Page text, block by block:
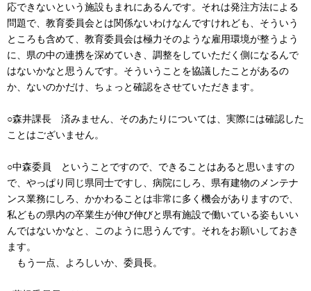
応できないという施設もまれにあるんです。それは発注方法による
問題で、教育委員会とは関係ないわけなんですけれども、そういう
ところも含めて、教育委員会は極力そのような雇用環境が整うよう
に、県の中の連携を深めていき、調整をしていただく側になるんで
はないかなと思うんです。そういうことを協議したことがあるの
か、ないのかだけ、ちょっと確認をさせていただきます。
○森井課長 済みません、そのあたりについては、実際には確認した
ことはございません。
○中森委員 ということですので、できることはあると思いますの
で、やっぱり同じ県同士ですし、病院にしろ、県有建物のメンテナ
ンス業務にしろ、かかわることは非常に多く機会がありますので、
私どもの県内の卒業生が伸び伸びと県有施設で働いている姿もいい
んではないかなと、このように思うんです。それをお願いしておき
ます。
もう一点、よろしいか、委員長。